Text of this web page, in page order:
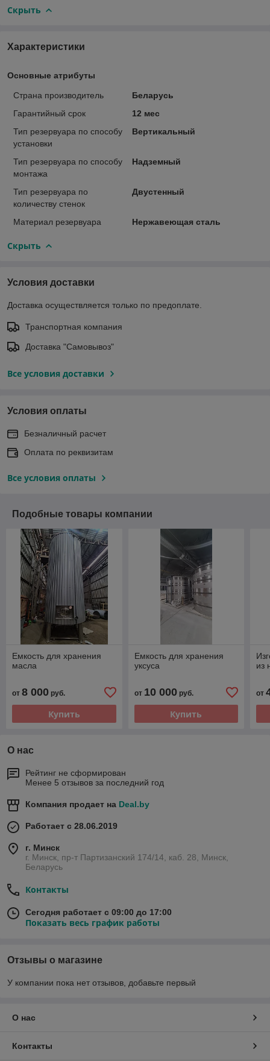
Скрыть
Характеристики
Основные атрибуты
Страна производитель
Беларусь
Гарантийный срок
12 мес
Тип резервуара по способу
установки
Вертикальный
Тип резервуара по способу
монтажа
Надземный
Тип резервуара по
количеству стенок
Двустенный
Материал резервуара Нержавеющая сталь
Скрыть
Условия доставки
Доставка осуществляется только по предоплате.
Транспортная компания
Доставка "Самовывоз"
Все условия доставки
Условия оплаты
Безналичный расчет
Оплата по реквизитам
Все условия оплаты
Подобные товары компании
Емкость для хранения
масла
от 8 000 руб.
Купить
Емкость для хранения
уксуса
от 10 000руб.
Купить
из
от
О нас
Рейтинг не сформирован
Менее 5 отзывов за последний год
Компания продает на Deal.by
Работает с 28.06.2019
г. Минск
г. Минск, пр-т Партизанский 174/14, каб. 28, Минск,
Беларусь
Контакты
Сегодня работает с 09:00 до 17:00
Показать весь график работы
Отзывы о магазине
У компании пока нет отзывов, добавьте первый
О нас
Контакты